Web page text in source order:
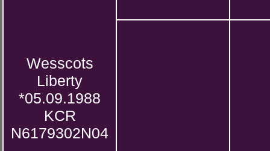
Wesscots
Liberty
*05.09.1988
KCR
N6179302N04